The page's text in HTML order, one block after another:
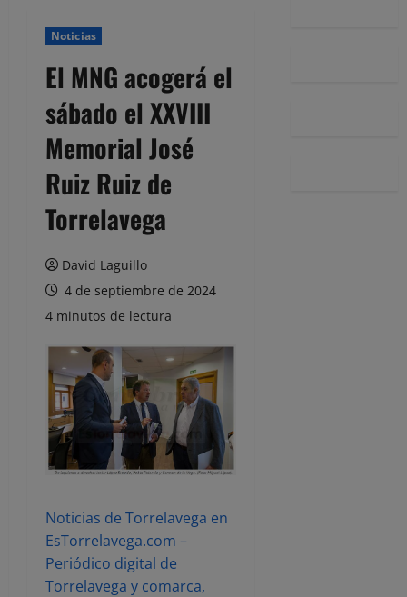
Noticias
El MNG acogerá el
sábado el XXVIII
Memorial José
Ruiz Ruiz de
Torrelavega
David Laguillo
4 de septiembre de 2024
4 minutos de lectura
Noticias de Torrelavega en
EsTorrelavega.com –
Periódico digital de
Torrelavega y comarca,